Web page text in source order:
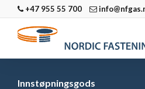
+47 955 55 700
Innstøpningsgods